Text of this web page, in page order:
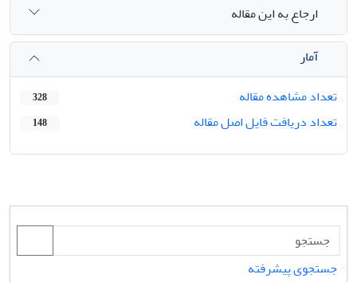
ارجاع به این مقاله
آمار
تعداد مشاهده مقاله
328
تعداد دریافت فایل اصل مقاله 148
جستجوی پیشرفته